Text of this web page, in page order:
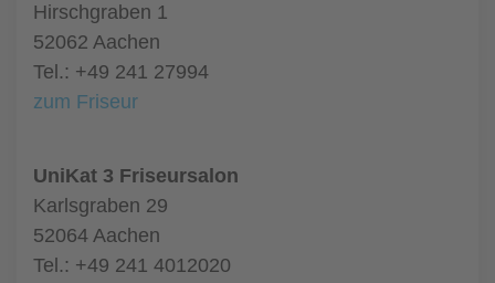
Hirschgraben 1
52062 Aachen
Tel.: +49 241 27994
zum Friseur
UniKat 3 Friseursalon
Karlsgraben 29
52064 Aachen
Tel.: +49 241 4012020